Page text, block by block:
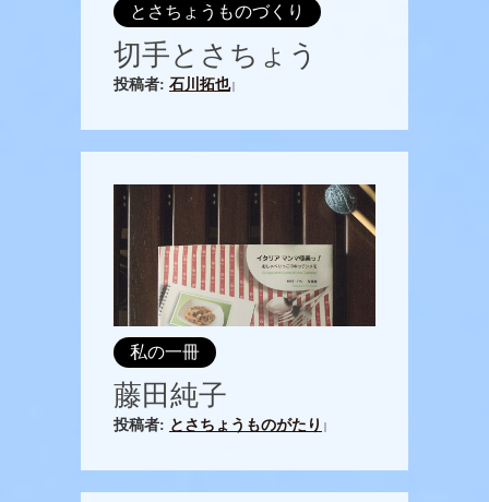
とさちょうものづくり
切手とさちょう
投稿者: 石川拓也|
私の一冊
藤田純子
投稿者: とさちょうものがたり